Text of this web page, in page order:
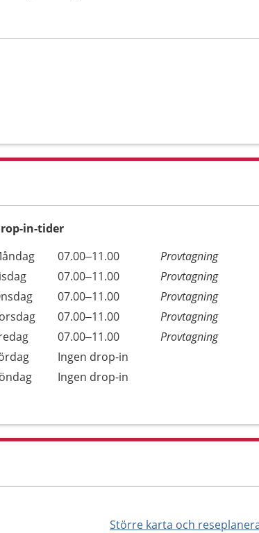
in-tider
07.00–11.00
Provtagning
07.00–11.00
Provtagning
07.00–11.00
Provtagning
07.00–11.00
Provtagning
07.00–11.00
Provtagning
Ingen drop-in
Ingen drop-in
Större karta och